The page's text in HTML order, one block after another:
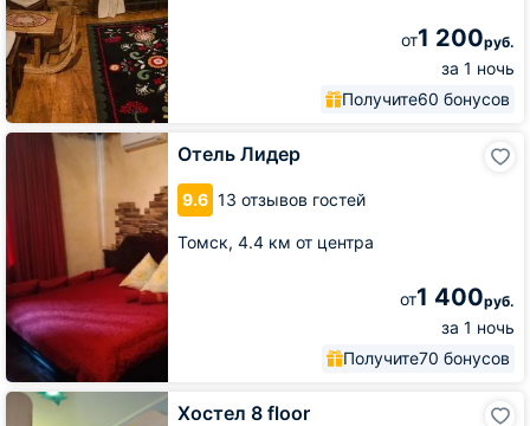
от1 200руб.
за 1 ночь
Получите60 бонусов
Отель Лидер
9.6 13 отзывов гостей
Томск, 4.4 км от центра
от1 400руб.
за 1 ночь
Получите70 бонусов
Отель
Хостел 8 floor
Хостел